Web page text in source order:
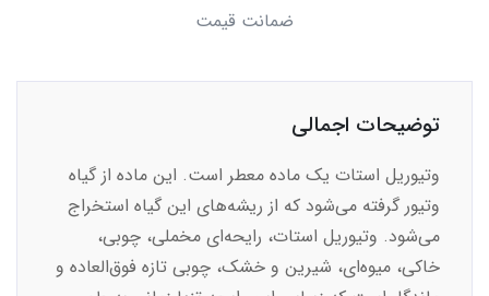
ضمانت قیمت
توضیحات اجمالی
وتیوریل استات یک ماده معطر است. این ماده از گیاه
وتیور گرفته می‌شود که از ریشه‌های این گیاه استخراج
می‌شود. وتیوریل استات، رایحه‌ای مخملی، چوبی،
خاکی، میوه‌ای، شیرین و خشک، چوبی تازه فوق‌العاده و